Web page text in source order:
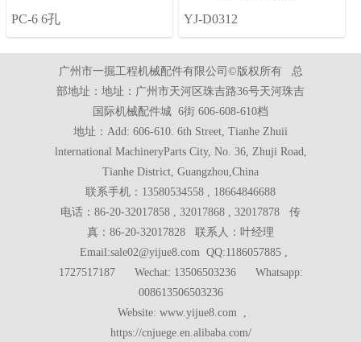
PC-6 6孔 YJ-D0312
广州市一掘工程机械配件有限公司©版权所有 总
部地址：地址：广州市天河区珠吉路36号天河珠吉
国际机械配件城 6街 606-608-610档
地址：Add: 606-610. 6th Street, Tianhe Zhuii
lnternational MachineryParts City, No. 36, Zhuji Road,
Tianhe District, Guangzhou,China
联系手机：13580534558 , 18664846688
电话：86-20-32017858 , 32017868 , 32017878 传
真：86-20-32017828 联系人：叶经理
Email:sale02@yijue8.com QQ:1186057885 ,
1727517187 Wechat: 13506503236 Whatsapp:
008613506503236
Website: www.yijue8.com ,
https://cnjuege.en.alibaba.com/